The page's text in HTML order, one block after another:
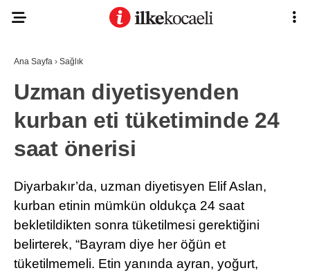
Ana Sayfa › Sağlık
Uzman diyetisyenden
kurban eti tüketiminde 24
saat önerisi
Diyarbakır’da, uzman diyetisyen Elif Aslan,
kurban etinin mümkün oldukça 24 saat
bekletildikten sonra tüketilmesi gerektiğini
belirterek, “Bayram diye her öğün et
tüketilmemeli. Etin yanında ayran, yoğurt,